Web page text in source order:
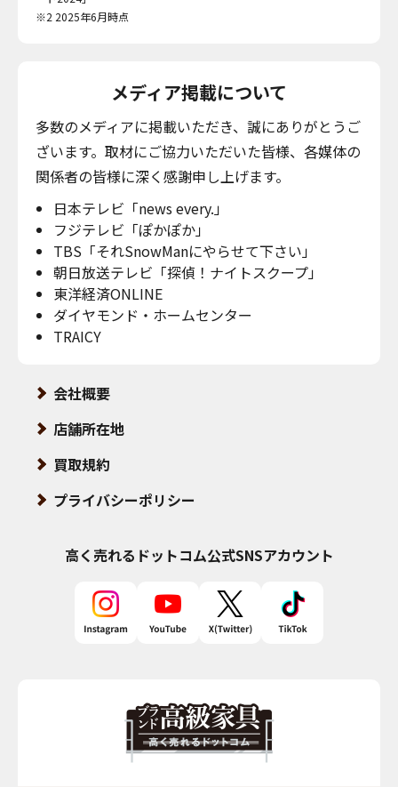
※2 2025年6月時点
メディア掲載について
多数のメディアに掲載いただき、誠にありがとうご
ざいます。取材にご協力いただいた皆様、各媒体の
関係者の皆様に深く感謝申し上げます。
日本テレビ「news every.」
フジテレビ「ぽかぽか」
TBS「それSnowManにやらせて下さい」
朝日放送テレビ「探偵！ナイトスクープ」
東洋経済ONLINE
ダイヤモンド・ホームセンター
TRAICY
会社概要
店舗所在地
買取規約
プライバシーポリシー
高く売れるドットコム公式SNSアカウント